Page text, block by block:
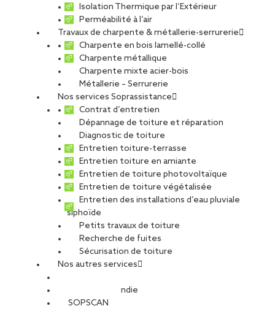
Isolation Thermique par l’Extérieur
Perméabilité à l’air
Travaux de charpente & métallerie-serrurerie
Charpente en bois lamellé-collé
Charpente métallique
Charpente mixte acier-bois
Métallerie – Serrurerie
Nos services Soprassistance
Contrat d’entretien
Dépannage de toiture et réparation
Diagnostic de toiture
Entretien toiture-terrasse
Entretien toiture en amiante
Entretien de toiture photovoltaïque
Entretien de toiture végétalisée
Entretien des installations d’eau pluviale
siphoïde
Petits travaux de toiture
Recherche de fuites
Sécurisation de toiture
Nos autres services
Sécurité Incendie
SOPSCAN